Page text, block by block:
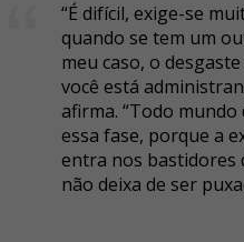
“É difícil, exige-se
quando se tem um
meu caso, o
você está
afirma. “Todo
essa fase, porque a
entra nos bastidores
não deixa de ser